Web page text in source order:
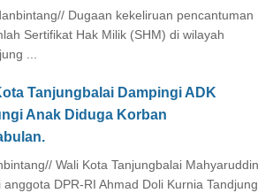
Dugaan kekeliruan pencantuman
Sertifikat Hak Milik (SHM) di wilayah
...
Tanjungbalai Dampingi ADK
Anak Diduga Korban
Wali Kota Tanjungbalai Mahyaruddin
DPR-RI Ahmad Doli Kurnia Tandjung